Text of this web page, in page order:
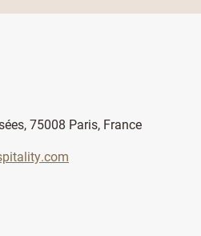
75008 Paris, France